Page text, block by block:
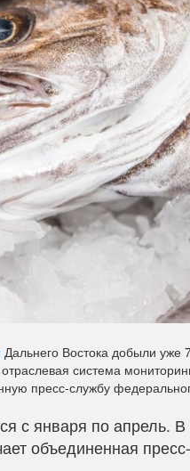
Дальнего Востока добыли уже
система
пресс-службу
с января по апрель.
объединенная